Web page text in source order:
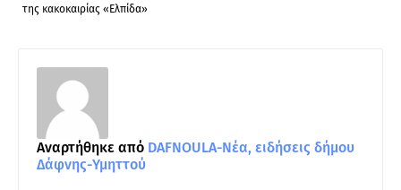
της κακοκαιρίας «Ελπίδα»
Αναρτήθηκε από DAFNOULA-Νέα, ειδήσεις δήμου
Δάφνης-Υμηττού